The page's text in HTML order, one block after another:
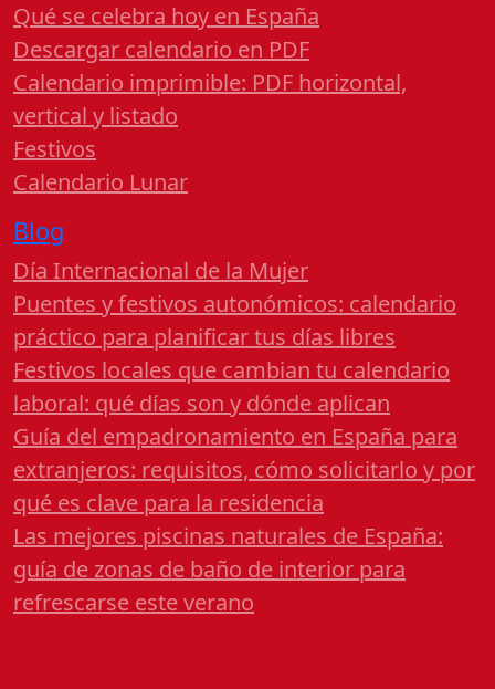
Qué se celebra hoy en España
Descargar calendario en PDF
Calendario imprimible: PDF horizontal,
vertical y listado
Festivos
Calendario Lunar
Blog
Día Internacional de la Mujer
Puentes y festivos autonómicos: calendario
práctico para planificar tus días libres
Festivos locales que cambian tu calendario
laboral: qué días son y dónde aplican
Guía del empadronamiento en España para
extranjeros: requisitos, cómo solicitarlo y por
qué es clave para la residencia
Las mejores piscinas naturales de España:
guía de zonas de baño de interior para
refrescarse este verano